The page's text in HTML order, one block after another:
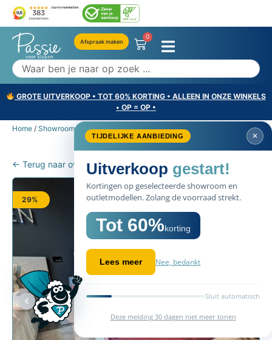
Afspraak maken
0
GROTE UITVERKOOP • TOT 60% KORTING • ALLEEN IN ONZE WINKELS
• OP = OP •
TIJDELIJKE AANBIEDING ✕
Uitverkoop gestart!
Kortingen op geselecteerde showroom en
outletmodellen. Zolang de voorraad strekt.
Tot 60%korting
Lees meer Nee, bedankt
Sluit automatisch
Deze melding 30 dagen niet meer tonen
Home / Showroommodellen/ Aya of Sweden 05 – 210×210 (Vlaardingen)
29%
← Terug naar overzicht